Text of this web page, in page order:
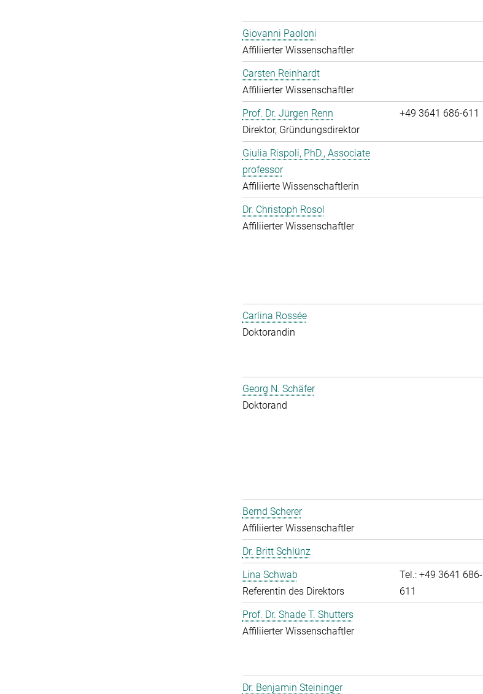
Giovanni Paoloni
Affiliierter Wissenschaftler
Carsten Reinhardt
Affiliierter Wissenschaftler
Prof. Dr. Jürgen Renn
Direktor, Gründungsdirektor
+49 3641 686-611
Giulia Rispoli, PhD., Associate
professor
Affiliierte Wissenschaftlerin
Dr. Christoph Rosol
Affiliierter Wissenschaftler
Carlina Rossée
Doktorandin
Georg N. Schäfer
Doktorand
Bernd Scherer
Affiliierter Wissenschaftler
Dr. Britt Schlünz
Lina Schwab
Referentin des Direktors
Tel.: +49 3641 686-
611
Prof. Dr. Shade T. Shutters
Affiliierter Wissenschaftler
Dr. Benjamin Steininger